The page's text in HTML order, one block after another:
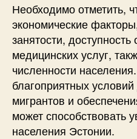
Необходимо отметить,
экономические
занятости,
медицинских услуг,
численности
благоприятных
мигрантов и
может способствовать
населения Эстонии.